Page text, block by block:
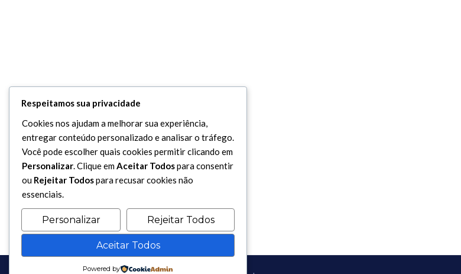
Respeitamos sua privacidade
Cookies nos ajudam a melhorar sua experiência,
entregar conteúdo personalizado e analisar o tráfego.
Você pode escolher quais cookies permitir clicando em
Personalizar. Clique emAceitar Todospara consentir
ou Rejeitar Todospara recusar cookies não
essenciais.
Personalizar Rejeitar Todos
Aceitar Todos
Powered by